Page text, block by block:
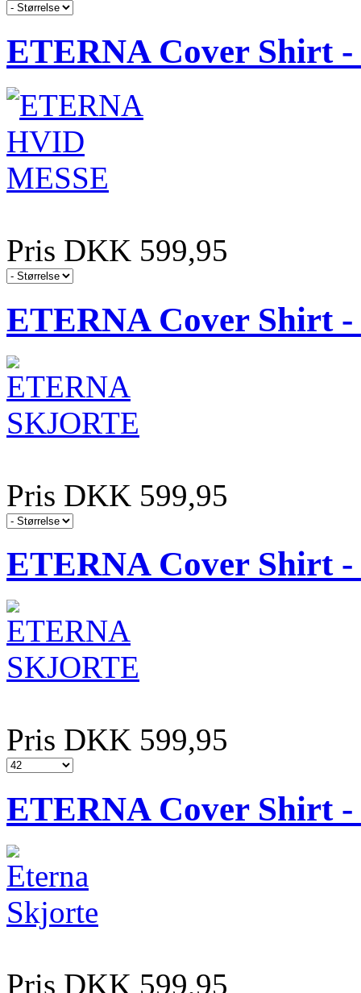
ETERNA Cover Shirt
Pris DKK 599,95
ETERNA Cover Shirt
Pris DKK 599,95
ETERNA Cover Shirt
Pris DKK 599,95
ETERNA Cover Shirt
Pris DKK 599,95